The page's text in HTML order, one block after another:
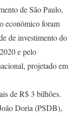
de São Paulo,
econômico foram
de investimento do
e pelo
projetado em
de R$ 3 bilhões.
Doria (PSDB),